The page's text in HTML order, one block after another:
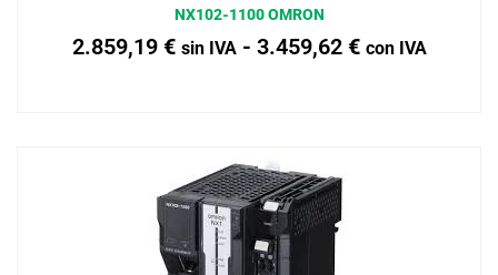
NX102-1100 OMRON
2.859,19 € sin IVA- 3.459,62 € con IVA